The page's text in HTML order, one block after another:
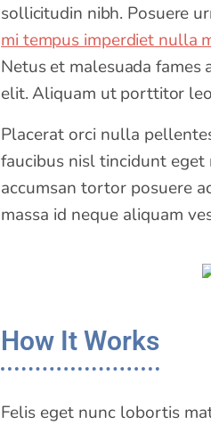
sollicitudin nibh. Posuere
mi tempus imperdiet nulla
Netus et malesuada
elit. Aliquam ut porttitor
Placerat orci nulla
faucibus nisl tincidunt
accumsan tortor posuere
massa id neque aliquam
How It Works
Felis eget nunc lobortis